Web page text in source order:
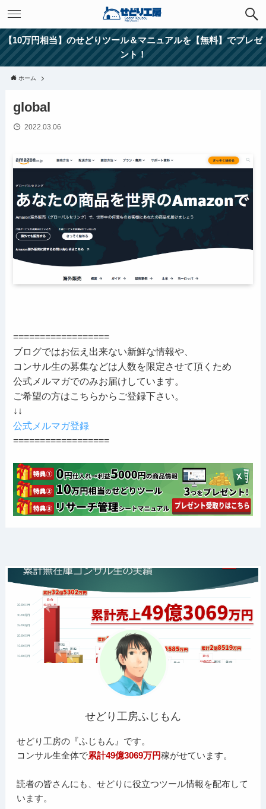
【10万円相当】のせどりツール＆マニュアルを【無料】でプレゼ
ント！
ホーム
global
2022.03.06
==================
ブログではお伝え出来ない新鮮な情報や、
コンサル生の募集などは人数を限定させて頂くため
公式メルマガでのみお届けしています。
ご希望の方はこちらからご登録下さい。
↓↓
公式メルマガ登録
==================
せどり工房ふじもん
せどり工房の『ふじもん』です。
コンサル生全体で累計49億3069万円稼がせています。
読者の皆さんにも、せどりに役立つツール情報を配布して
います。